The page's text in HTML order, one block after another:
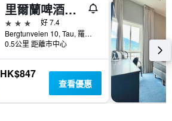
里爾蘭啤酒廠酒店
3星級
好 7.4
Bergtunveien 10, Tau, 羅加蘭, 挪威
0.5公里 距離市中心
HK$847
查看優惠